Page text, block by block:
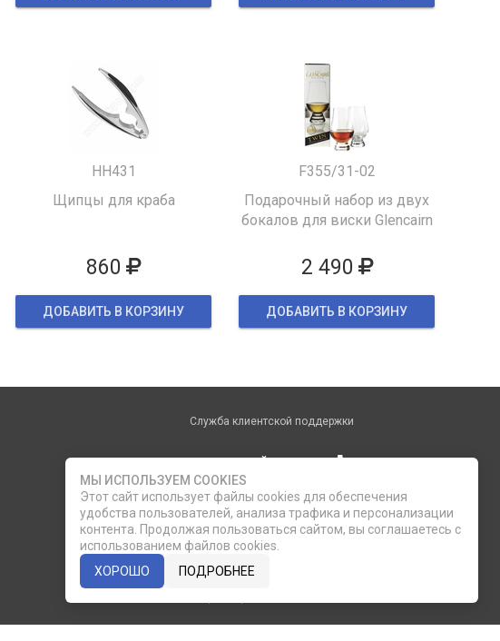
HH431
Щипцы для краба
860
ДОБАВИТЬ В КОРЗИНУ
F355/31-02
Подарочный набор из двух
бокалов для виски Glencairn
2 490
ДОБАВИТЬ В КОРЗИНУ
Служба клиентской поддержки
phone
8 (812) 335-21-16
8 (812) 335-21-17
МЫ ИСПОЛЬЗУЕМ COOKIES
Этот сайт использует файлы cookies для обеспечения
удобства пользователей, анализа трафика и персонализации
контента. Продолжая пользоваться сайтом, вы соглашаетесь с
использованием файлов cookies.
ХОРОШО
ПОДРОБНЕЕ